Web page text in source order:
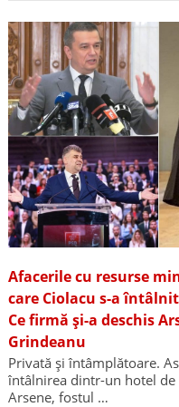
Afacerile cu resurse
care Ciolacu s-a
Ce firmă și-a deschis
Grindeanu
Privată și întâmplătoare.
întâlnirea dintr-un hotel
Arsene, fostul …